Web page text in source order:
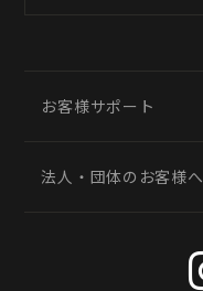
お客様サポート
法人・団体のお客様へ